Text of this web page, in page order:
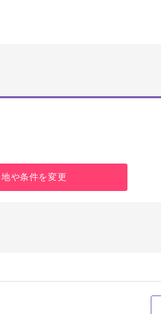
や条件を変更